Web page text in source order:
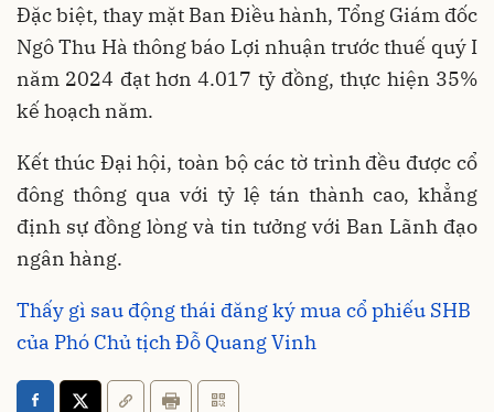
Đặc biệt, thay mặt Ban Điều hành, Tổng Giám đốc
Ngô Thu Hà thông báo Lợi nhuận trước thuế quý I
năm 2024 đạt hơn 4.017 tỷ đồng, thực hiện 35%
kế hoạch năm.
Kết thúc Đại hội, toàn bộ các tờ trình đều được cổ
đông thông qua với tỷ lệ tán thành cao, khẳng
định sự đồng lòng và tin tưởng với Ban Lãnh đạo
ngân hàng.
Thấy gì sau động thái đăng ký mua cổ phiếu SHB
của Phó Chủ tịch Đỗ Quang Vinh